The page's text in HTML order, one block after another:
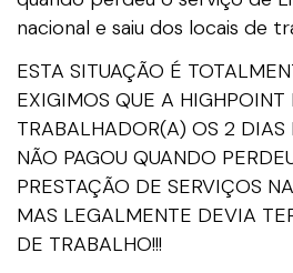
nacional e saiu dos locais de
ESTA SITUAÇÃO É
EXIGIMOS QUE A HIGHPOINT
TRABALHADOR(A) OS 2
NÃO PAGOU QUANDO
PRESTAÇÃO DE SERVIÇOS
MAS LEGALMENTE DEVIA
DE TRABALHO!!!